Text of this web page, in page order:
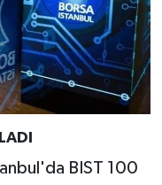
BIST 100